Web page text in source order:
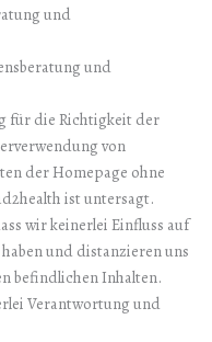
und
und
für die Richtigkeit der
von
der Homepage ohne
ist untersagt.
wir keinerlei Einfluss auf
und distanzieren uns
befindlichen Inhalten.
Verantwortung und